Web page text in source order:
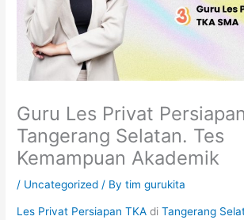
Guru Les Privat
Tangerang Selatan. Tes
Kemampuan Akademik
/ Uncategorized / Bytim gurukita
Les Privat Persiapan TKA diTangerang